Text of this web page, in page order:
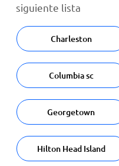
siguiente lista
Charleston
Columbia sc
Georgetown
Hilton Head Island